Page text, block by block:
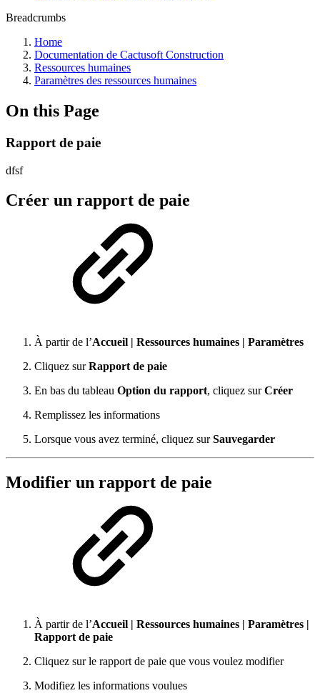
Breadcrumbs
Home
Documentation de Cactusoft Construction
Ressources humaines
Paramètres des ressources humaines
On this Page
Rapport de paie
dfsf
Créer un rapport de paie
À partir de l’Accueil | Ressources humaines | Paramètres
Cliquez surRapport de paie
En bas du tableau Option du rapport, cliquez surCréer
Remplissez les informations
Lorsque vous avez terminé, cliquez surSauvegarder
Modifier un rapport de paie
À partir de l’Accueil | Ressources humaines | Paramètres |
Rapport de paie
Cliquez sur le rapport de paie que vous voulez modifier
Modifiez les informations voulues